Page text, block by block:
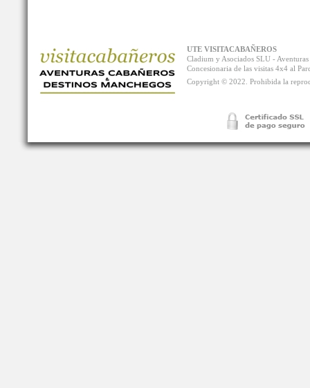
UTE VISITACABAÑEROS
Cladium y Asociados SLU -
Concesionaria de las visitas 4x4 al
Copyright © 2022. Prohibida la